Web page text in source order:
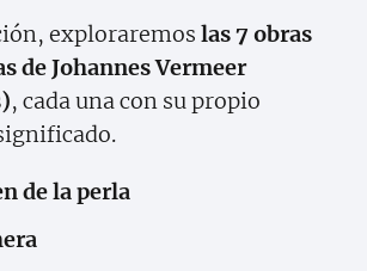
exploraremos las 7 obras
de Johannes Vermeer
, cada una con su propio
de la perla